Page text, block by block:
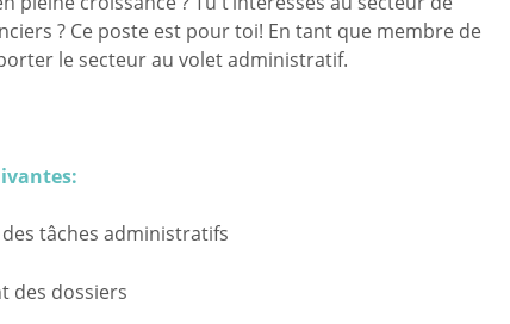
? Ce poste est pour toi! En tant que membre de
le secteur au volet administratif.
tâches administratifs
des dossiers